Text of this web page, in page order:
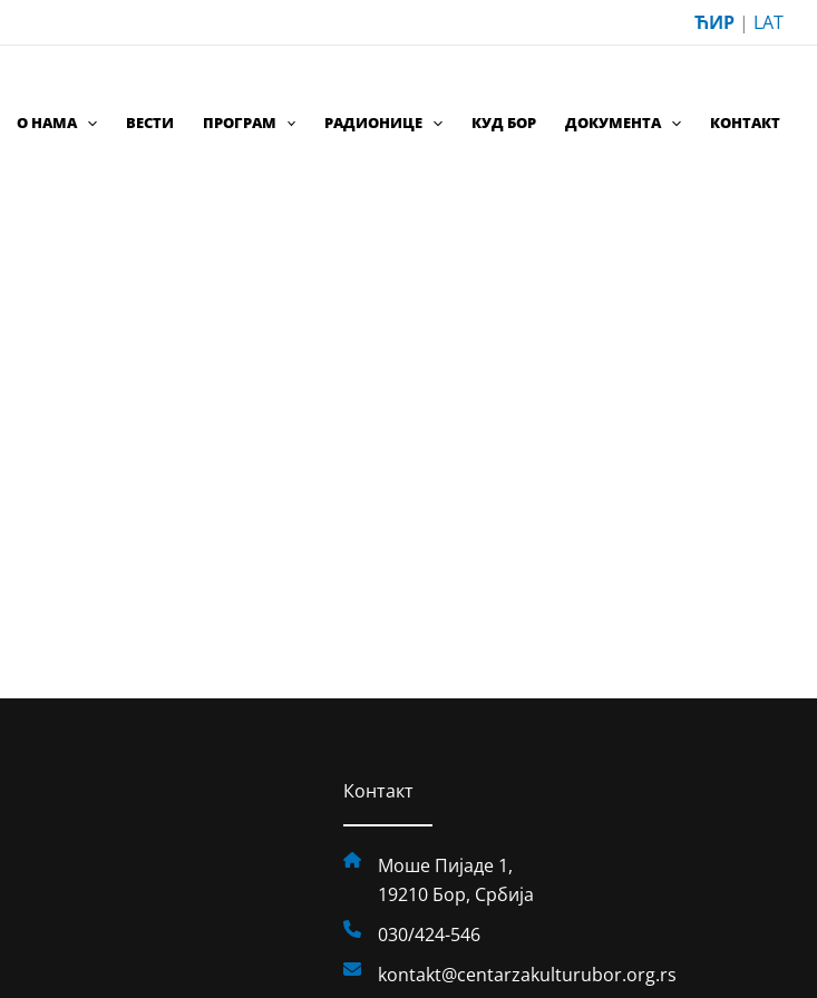
ЋИР | LAT
О НАМА ВЕСТИ ПРОГРАМ РАДИОНИЦЕ КУД БОР ДОКУМЕНТА КОНТАКТ
Контакт
Моше Пијаде 1,
19210 Бор, Србија
030/424-546
kontakt@centarzakulturubor.org.rs